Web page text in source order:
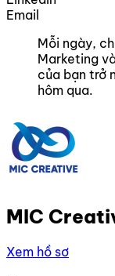
Email
Mỗi ngày,
Marketing
của bạn trở
hôm qua.
MIC
Xem hồ sơ